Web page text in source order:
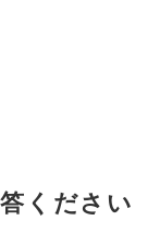
ください